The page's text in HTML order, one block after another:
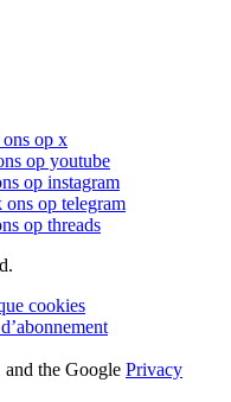
op x
op youtube
op instagram
ons op telegram
op threads
cookies
the Google Privacy